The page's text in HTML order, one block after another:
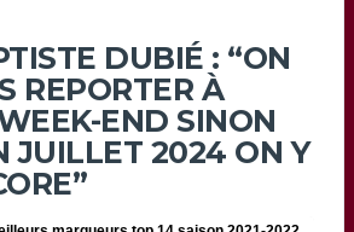
DUBIÉ : “ON
REPORTER À
END SINON
JUILLET 2024 ON Y